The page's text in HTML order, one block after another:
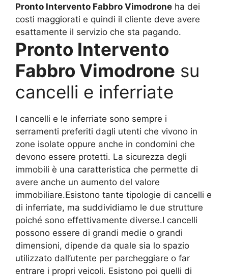
Pronto Intervento Fabbro Vimodrone ha dei
costi maggiorati e quindi il cliente deve avere
esattamente il servizio che sta pagando.
Pronto Intervento
Fabbro Vimodrone su
cancelli e inferriate
I cancelli e le inferriate sono sempre i
serramenti preferiti dagli utenti che vivono in
zone isolate oppure anche in condomini che
devono essere protetti. La sicurezza degli
immobili è una caratteristica che permette di
avere anche un aumento del valore
immobiliare.Esistono tante tipologie di cancelli e
di inferriate, ma suddividiamo le due strutture
poiché sono effettivamente diverse.I cancelli
possono essere di grandi medie o grandi
dimensioni, dipende da quale sia lo spazio
utilizzato dall’utente per parcheggiare o far
entrare i propri veicoli. Esistono poi quelli di